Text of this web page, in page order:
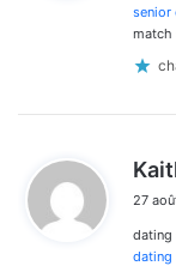
senior
match
27
dating
dating